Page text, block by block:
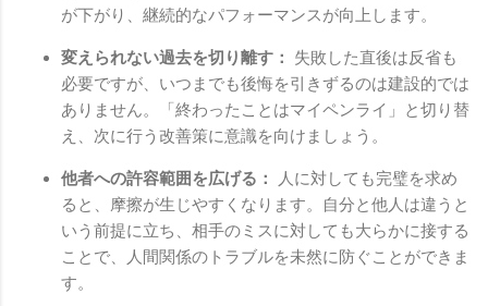
が下がり、継続的なパフォーマンスが向上します。
変えられない過去を切り離す：
失敗した直後は反省も
必要ですが、いつまでも後悔を引きずるのは建設的では
ありません。「終わったことはマイペンライ」と切り替
え、次に行う改善策に意識を向けましょう。
他者への許容範囲を広げる：
人に対しても完璧を求め
ると、摩擦が生じやすくなります。自分と他人は違うと
いう前提に立ち、相手のミスに対しても大らかに接する
ことで、人間関係のトラブルを未然に防ぐことができま
す。